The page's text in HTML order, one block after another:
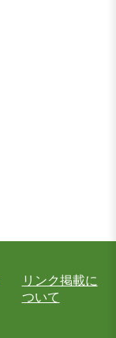
リンク掲載に
ついて